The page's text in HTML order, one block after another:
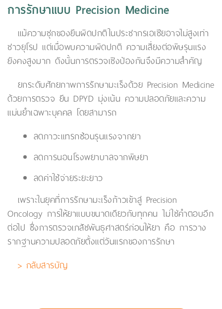
การรักษาแบบ Precision Medicine
แม้ความชุกของยีนผิดปกติในประชากรเอเชียอาจไม่สูงเท่า
ชาวยุโรป แต่เมื่อพบความผิดปกติ ความเสี่ยงต่อพิษรุนแรง
ยังคงสูงมาก ดังนั้นการตรวจเชิงป้องกันจึงมีความสำคัญ
ยกระดับศักยภาพการรักษามะเร็งด้วย Precision Medicine
ด้วยการตรวจ ยีน DPYD มุ่งเน้น ความปลอดภัยและความ
แม่นยำเฉพาะบุคคล โดยสามารถ
ลดภาวะแทรกซ้อนรุนแรงจากยา
ลดการนอนโรงพยาบาลจากพิษยา
ลดค่าใช้จ่ายระยะยาว
เพราะในยุคที่การรักษามะเร็งก้าวเข้าสู่ Precision
Oncology การให้ยาแบบขนาดเดียวกับทุกคน ไม่ใช่คำตอบอีก
ต่อไป ซึ่งการตรวจเภสัชพันธุศาสตร์ก่อนให้ยา คือ การวาง
รากฐานความปลอดภัยตั้งแต่วันแรกของการรักษา
> กลับสารบัญ